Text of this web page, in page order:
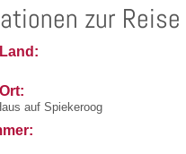
zur Reise
auf Spiekeroog